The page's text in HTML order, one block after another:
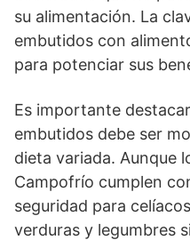
su alimentación. La
embutidos con
para potenciar sus
Es importante
embutidos debe ser
dieta variada. Aunque
Campofrío cumplen
seguridad para
verduras y legumbres